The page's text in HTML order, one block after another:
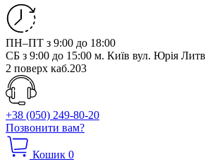
ПН–ПТ з 9:00 до 18:00
СБ з 9:00 до 15:00 м. Київ вул. Юрія
2 поверх каб.203
+38 (050) 249-80-20
Позвонити вам?
Кошик 0